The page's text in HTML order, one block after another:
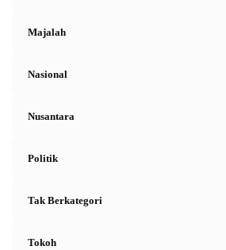
Majalah
Nasional
Nusantara
Politik
Tak Berkategori
Tokoh